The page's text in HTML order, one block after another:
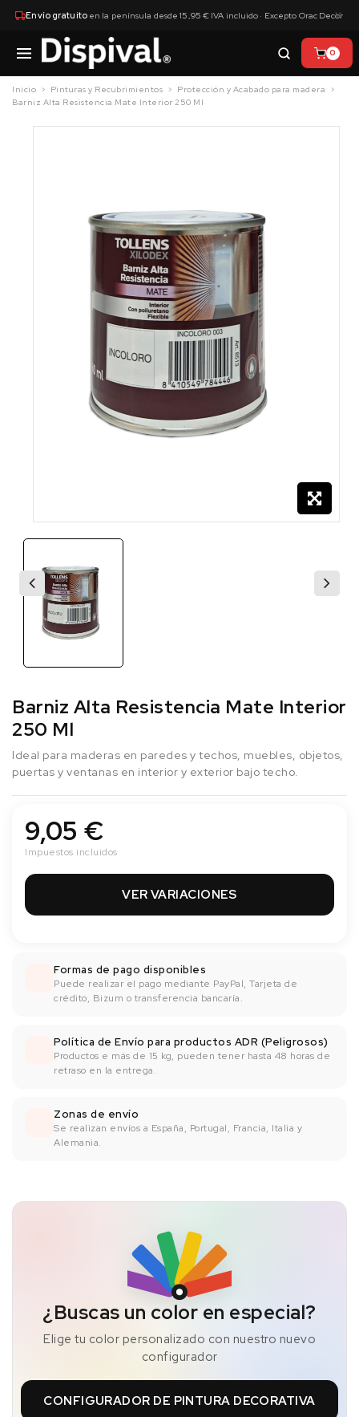
Envío gratuitoen la península desde 15,95 € IVA incluido · Excepto Orac Decor
×
0
Inicio Pinturas y Recubrimientos
Protección y Acabado para madera
Barniz Alta Resistencia Mate Interior 250 Ml
Barniz Alta Resistencia Mate Interior
250 Ml
Ideal para maderas en paredes y techos, muebles, objetos,
puertas y ventanas en interior y exterior bajo techo.
9,05 €
Impuestos incluidos
VER VARIACIONES
Formas de pago disponibles
Puede realizar el pago mediante PayPal, Tarjeta de
crédito, Bizum o transferencia bancaría.
Política de Envío para productos ADR (Peligrosos)
Productos e más de 15 kg, pueden tener hasta 48 horas de
retraso en la entrega.
Zonas de envío
Se realizan envíos a España, Portugal, Francia, Italia y
Alemania.
¿Buscas un color en especial?
Elige tu color personalizado con nuestro nuevo
configurador
CONFIGURADOR DE PINTURA DECORATIVA